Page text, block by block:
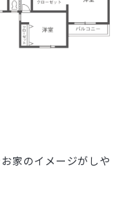
家のイメージがしや